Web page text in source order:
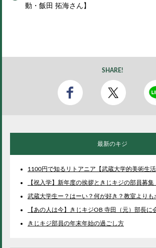
動・飯田 拓海さん】
SHARE!
最新のキジ
1100円で知るリトアニア【武蔵大学的美術生活
【祝入学】新年度の挨拶ときじキジの部員募集
武蔵大学生ー？はーい？何が好き？教室よりも
【あの人は今】きじキジOB 寺田（元）部長に
きじキジ部員の年末年始の過ごし方